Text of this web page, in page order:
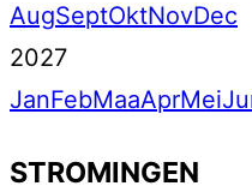
AugSeptOktNovDec
2027
JanFebMaaAprMei
STROMINGEN